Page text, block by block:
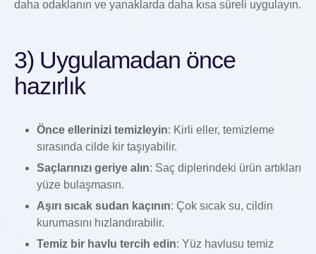
daha odaklanın ve yanaklarda daha kısa süreli uygulayın.
3) Uygulamadan önce
hazırlık
Önce ellerinizi temizleyin: Kirli eller, temizleme
sırasında cilde kir taşıyabilir.
Saçlarınızı geriye alın: Saç diplerindeki ürün artıkları
yüze bulaşmasın.
Aşırı sıcak sudan kaçının: Çok sıcak su, cildin
kurumasını hızlandırabilir.
Temiz bir havlu tercih edin: Yüz havlusu temiz